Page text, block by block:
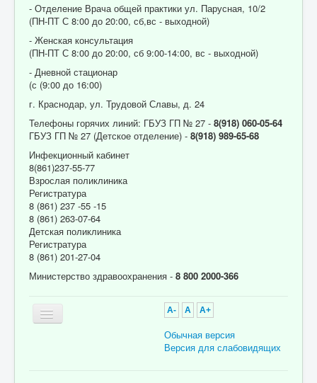
- Отделение Врача общей практики ул. Парусная, 10/2
(ПН-ПТ С 8:00 до 20:00, сб,вс - выходной)
- Женская консультация
(ПН-ПТ С 8:00 до 20:00, сб 9:00-14:00, вс - выходной)
- Дневной стационар
(с (9:00 до 16:00)
г. Краснодар, ул. Трудовой Славы, д. 24
Телефоны горячих линий: ГБУЗ ГП № 27 - 8(918) 060-05-64
ГБУЗ ГП № 27 (Детское отделение) - 8(918) 989-65-68
Инфекционный кабинет
8(861)237-55-77
Взрослая поликлиника
Регистратура
8 (861) 237 -55 -15
8 (861) 263-07-64
Детская поликлиника
Регистратура
8 (861) 201-27-04
Министерство здравоохранения - 8 800 2000-366
A- A A+
Обычная версия
Версия для слабовидящих